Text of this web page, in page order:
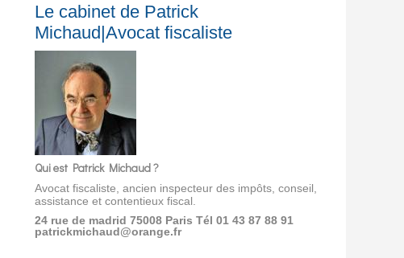
Le cabinet de Patrick
Michaud|Avocat fiscaliste
Qui est Patrick Michaud ?
Avocat fiscaliste, ancien inspecteur des impôts, conseil,
assistance et contentieux fiscal.
24 rue de madrid 75008 ParisTél 01 43 87 88 91
patrickmichaud@orange.fr